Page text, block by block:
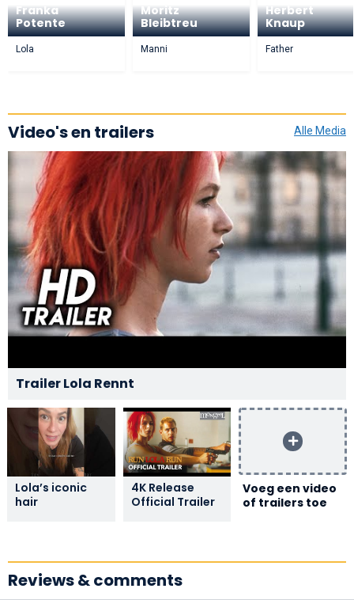
Franka
Potente
Lola
Moritz
Bleibtreu
Manni
Herbert
Knaup
Father
Alle Media
Video's en trailers
Trailer Lola Rennt
Lola’s iconic
hair
4K Release
Official Trailer
Voeg een video
of trailers toe
Reviews & comments